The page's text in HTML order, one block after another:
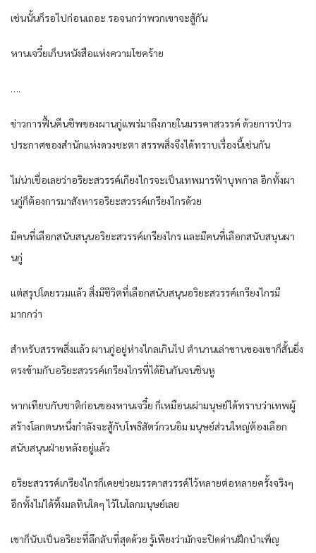
เช่นนั้นก็รอไปก่อนเถอะ รอจนกว่าพวกเขาจะสู้กัน
หานเจวี๋ยเก็บหนังสือแห่งความโชคร้าย
….
ข่าวการฟื้นคืนชีพของผานกู่แพร่มาถึงภายในมรรคาสวรรค์ ด้วยการป่าว
ประกาศของสำนักแห่งดวงชะตา สรรพสิ่งจึงได้ทราบเรื่องนี้เช่นกัน
ไม่น่าเชื่อเลยว่าอริยะสวรรค์เกียงไกรจะเป็นเทพมารฟ้าบุพกาล อีกทั้งผา
นกู่ก็ต้องการมาสังหารอริยะสวรรค์เกรียงไกรด้วย
มีคนที่เลือกสนับสนุนอริยะสวรรค์เกรียงไกร และมีคนที่เลือกสนับสนุนผา
นกู่
แต่สรุปโดยรวมแล้ว สิ่งมีชีวิตที่เลือกสนับสนุนอริยะสวรรค์เกรียงไกรมี
มากกว่า
สำหรับสรรพสิ่งแล้ว ผานกู่อยู่ห่างไกลเกินไป ตำนานเล่าขานของเขาก็สั้นยิ่ง
ตรงข้ามกับอริยะสวรรค์เกรียงไกรที่ได้ยินกันจนชินหู
หากเทียบกับชาติก่อนของหานเจวี๋ย ก็เหมือนเผ่ามนุษย์ได้ทราบว่าเทพผู้
สร้างโลกตนหนึ่งกำลังจะสู้กับโพธิสัตว์กวนอิม มนุษย์ส่วนใหญ่ต้องเลือก
สนับสนุนฝ่ายหลังอยู่แล้ว
อริยะสวรรค์เกรียงไกรก็เคยช่วยมรรคาสวรรค์ไว้หลายต่อหลายครั้งจริงๆ
อีกทั้งไม่ได้ทิ้งมลทินใดๆ ไว้ในโลกมนุษย์เลย
เขาก็นับเป็นอริยะที่ลึกลับที่สุดด้วย รู้เพียงว่ามักจะปิดด่านฝึกบำเพ็ญ